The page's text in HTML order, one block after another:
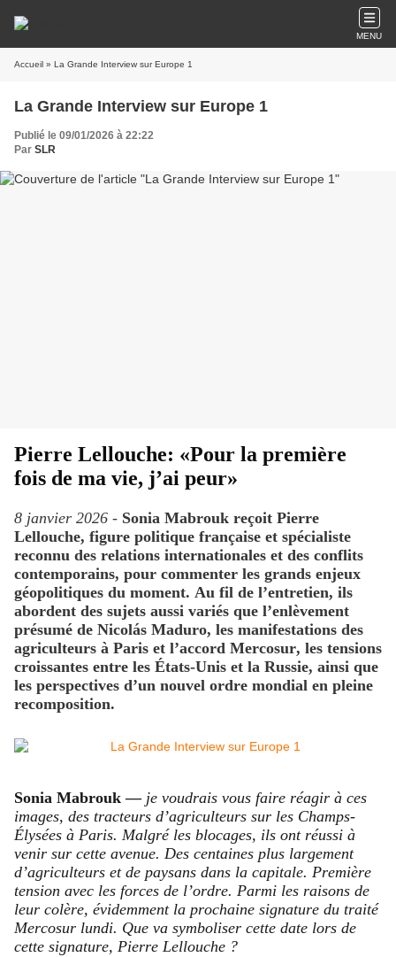
MENU
Accueil » La Grande Interview sur Europe 1
La Grande Interview sur Europe 1
Publié le 09/01/2026 à 22:22
Par SLR
Pierre Lellouche: «Pour la première
fois de ma vie, j’ai peur»
8 janvier 2026 - Sonia Mabrouk reçoit Pierre
Lellouche, figure politique française et spécialiste
reconnu des relations internationales et des conflits
contemporains, pour commenter les grands enjeux
géopolitiques du moment. Au fil de l’entretien, ils
abordent des sujets aussi variés que l’enlèvement
présumé de Nicolás Maduro, les manifestations des
agriculteurs à Paris et l’accord Mercosur, les tensions
croissantes entre les États-Unis et la Russie, ainsi que
les perspectives d’un nouvel ordre mondial en pleine
recomposition.
Sonia Mabrouk — je voudrais vous faire réagir à ces
images, des tracteurs d’agriculteurs sur les Champs-
Élysées à Paris. Malgré les blocages, ils ont réussi à
venir sur cette avenue. Des centaines plus largement
d’agriculteurs et de paysans dans la capitale. Première
tension avec les forces de l’ordre. Parmi les raisons de
leur colère, évidemment la prochaine signature du traité
Mercosur lundi. Que va symboliser cette date lors de
cette signature, Pierre Lellouche ?